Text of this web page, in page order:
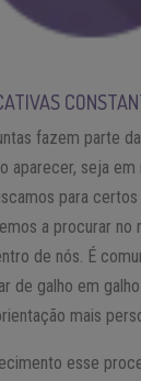
fazem parte
aparecer, seja
para
a procurar
de nós. É
de galho em
mais
esse